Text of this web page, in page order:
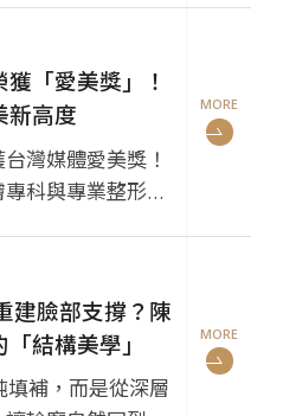
「愛美獎」！
新高度
灣媒體愛美獎！
科與專業整形外
MORE
建臉部支撐？陳
結構美學」
填補，而是從深層
MORE